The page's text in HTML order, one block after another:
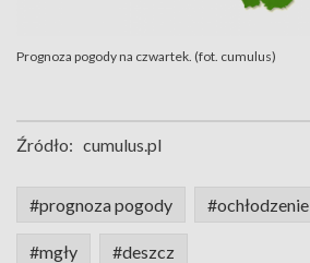
Prognoza pogody na czwartek. (fot. cumulus)
Źródło: cumulus.pl
#prognoza pogody #ochłodzenie
#mgły #deszcz